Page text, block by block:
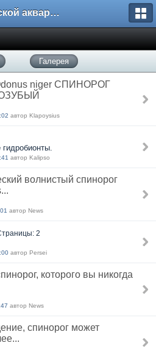
Морской аквариум. Форумы ReefCentral.ru
Галерея
niger СПИНОРОГ
автор Klapoysius
автор Kalipso
волнистый спинорог
автор News
2
автор Persei
которого вы никогда
автор News
спинорог может